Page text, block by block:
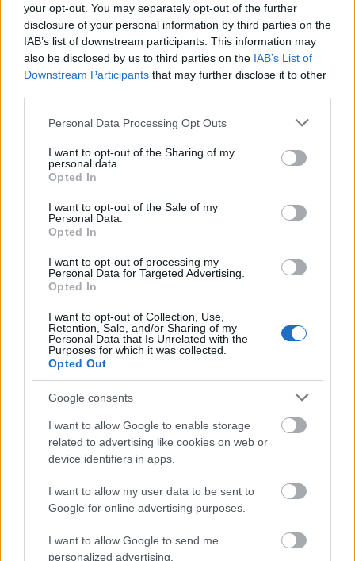
your opt-out. You may separately opt-out of the further
disclosure of your personal information by third parties on the
IAB’s list of downstream participants. This information may
also be disclosed by us to third parties on the IAB’s List of
Downstream Participants that may further disclose it to other
Please note that this website/app uses one or more Google
not limited to your visit or usage behaviour. You may click to
grant or deny consent to Google and its third-party tags to
use your data for below specified purposes in below Google
consent section.
Personal Data Processing Opt Outs
I want to opt-out of the Sharing of my
personal data.
Opted In
I want to opt-out of the Sale of my
Personal Data.
Opted In
I want to opt-out of processing my
Personal Data for Targeted Advertising.
Opted In
I want to opt-out of Collection, Use,
Retention, Sale, and/or Sharing of my
Personal Data that Is Unrelated with the
Purposes for which it was collected.
Opted Out
Google consents
I want to allow Google to enable storage
related to advertising like cookies on web or
device identifiers in apps.
I want to allow my user data to be sent to
Google for online advertising purposes.
I want to allow Google to send me
personalized advertising.
βγάλεις το μαχαίρι, ωστόσο όμως θα του μείνει πάντα μια πληγή.»
ΠΙΣΩ ΣΕ Πεντάλεπτα Αρχηγού
Σχετικά προϊόντα
Πεντάλεπτα Αρχηγού
Βαθμολογήθηκε με
Αφρικής (Ζουλού, Μασάι κλπ) η αλληλεγγύη της κοινότητας. Ένας
ανθρωπολόγος επισκέφτηκε τη
όταν παραλάμβανε το Νόμπελ Λογοτεχνίας, στις 10
Δεκεμβρίου 1963 στην Στοκχόλμη.
Πεντάλεπτα Αρχηγού
Βαθμολογήθηκε με0από 5
Τούτη την ώρα αισθάνομαι πως είμαι ο ίδιος μια αντίφαση.
Είναι η ώρα της Γης !
Πεντάλεπτα Αρχηγού
Βαθμολογήθηκε με0από 5
(Από το βιβλίο Earth Hour, A Lights-Out Event for our planet, της
άνθρωποι